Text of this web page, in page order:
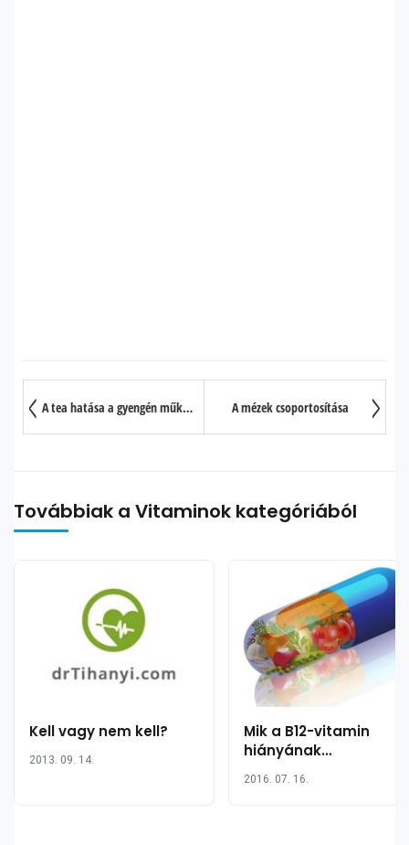
A tea hatása a gyengén működő pajzsmirigyre A mézek csoportosítása
Továbbiak a Vitaminok kategóriából
Kell vagy nem kell?
2013. 09. 14.
Mik a B12-vitamin
hiányának
2016. 07. 16.